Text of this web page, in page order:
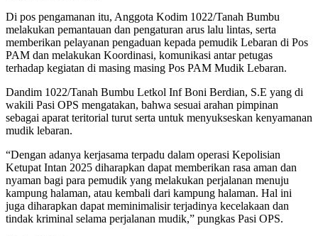
Di pos pengamanan itu, Anggota Kodim 1022/Tanah Bumbu
melakukan pemantauan dan pengaturan arus lalu lintas, serta
memberikan pelayanan pengaduan kepada pemudik Lebaran di Pos
PAM dan melakukan Koordinasi, komunikasi antar petugas
terhadap kegiatan di masing masing Pos PAM Mudik Lebaran.
Dandim 1022/Tanah Bumbu Letkol Inf Boni Berdian, S.E yang di
wakili Pasi OPS mengatakan, bahwa sesuai arahan pimpinan
sebagai aparat teritorial turut serta untuk menyukseskan kenyamanan
mudik lebaran.
“Dengan adanya kerjasama terpadu dalam operasi Kepolisian
Ketupat Intan 2025 diharapkan dapat memberikan rasa aman dan
nyaman bagi para pemudik yang melakukan perjalanan menuju
kampung halaman, atau kembali dari kampung halaman. Hal ini
juga diharapkan dapat meminimalisir terjadinya kecelakaan dan
tindak kriminal selama perjalanan mudik,” pungkas Pasi OPS.